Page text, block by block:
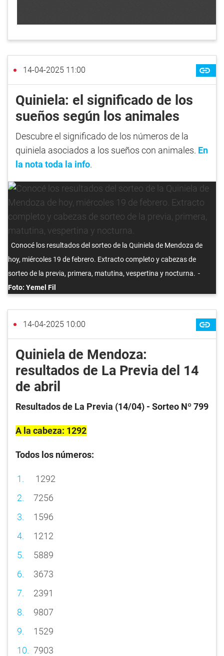
14-04-2025 11:00
Quiniela: el significado de los
sueños según los animales
Descubre el significado de los números de la
quiniela asociados a los sueños con animales. En
la nota toda la info.
Conocé los resultados del sorteo de la Quiniela de Mendoza de
hoy, miércoles 19 de febrero. Extracto completo y cabezas de
sorteo de la previa, primera, matutina, vespertina y nocturna.
Foto: Yemel Fil
14-04-2025 10:00
Quiniela de Mendoza:
resultados de La Previa del 14
de abril
Resultados de La Previa (14/04) - Sorteo Nº 799
A la cabeza: 1292
Todos los números:
1292
7256
1596
1212
5889
3673
2391
9807
1529
7903